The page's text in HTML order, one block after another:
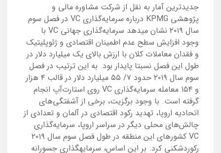
جدیدترین آمار به نقل از شرکت مشاوره مالی و
پژوهشی KPMG درباره سرمایه‌گذاری VC در فصل سوم
سال ۲۰۱۹ نشان می‎دهد سرمایه‌گذاری جهانی VC با
وجود افزایش سطح عدم اطمینان اقتصادی و ژئوپلیتیک
و فقدان معاملات کلان با ارزش بالای یک میلیارد دلار در
طول این فصل نسبتا پایدار بود. به این ترتیب در فصل
سوم سال ۲۰۱۹ حدود ۷/ ۵۵ میلیارد دلار در قالب ۴ هزار
و ۱۵۴ معامله سرمایه‌گذاری VC روی استارت‌آپ‌ انجام
گرفته است. با وجود برگزیت، برخی از آشفتگی‌های
اتحادیه اروپا، تهدید رکود اقتصادی در آلمان و تعدادی از
چالش‌های محلی دیگر در سراسر اروپا، سرمایه‌گذاری
VC کشورهای این منطقه در طول فصل سوم سال ۲۰۱۹
رکوردشکنی کرد. بر این اساس، سرمایه‎گذاری جسورانه